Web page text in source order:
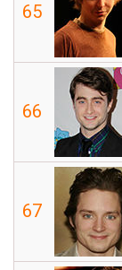
65
66
67